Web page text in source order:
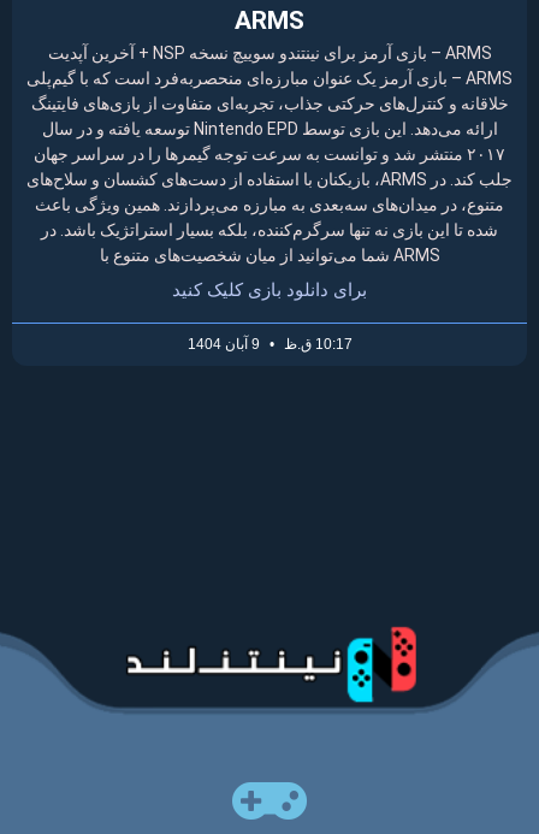
ARMS
ARMS – بازی آرمز برای نینتندو سوییچ نسخه NSP + آخرین آپدیت
ARMS – بازی آرمز یک عنوان مبارزه‌ای منحصربه‌فرد است که با گیم‌پلی
خلاقانه و کنترل‌های حرکتی جذاب، تجربه‌ای متفاوت از بازی‌های فایتینگ
ارائه می‌دهد. این بازی توسط Nintendo EPD توسعه یافته و در سال
۲۰۱۷ منتشر شد و توانست به سرعت توجه گیمرها را در سراسر جهان
جلب کند. در ARMS، بازیکنان با استفاده از دست‌های کشسان و سلاح‌های
متنوع، در میدان‌های سه‌بعدی به مبارزه می‌پردازند. همین ویژگی باعث
شده تا این بازی نه تنها سرگرم‌کننده، بلکه بسیار استراتژیک باشد. در
ARMS شما می‌توانید از میان شخصیت‌های متنوع با
برای دانلود بازی کلیک کنید
10:17 ق.ظ